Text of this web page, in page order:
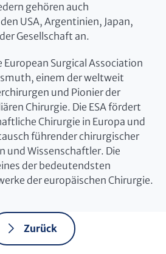
gehören auch
USA, Argentinien, Japan,
Gesellschaft an.
Surgical Association
einem der weltweit
und Pionier der
Chirurgie. Die ESA fördert
Chirurgie in Europa und
führender chirurgischer
und Wissenschaftler. Die
der bedeutendsten
der europäischen Chirurgie.
Zurück